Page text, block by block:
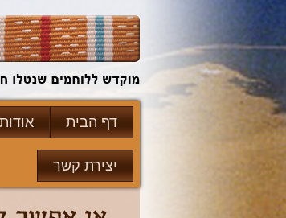
דף הבית
יצירת קשר